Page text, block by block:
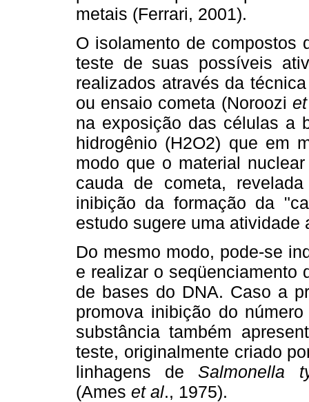
metais (Ferrari, 2001).
O isolamento de compostos
teste de suas possíveis
realizados através da
ou ensaio cometa (Noroozi
na exposição das células a
hidrogênio (H2O2) que em
modo que o material
cauda de cometa,
inibição da formação da
estudo sugere uma atividade
Do mesmo modo, pode-se
e realizar o seqüenciamento
de bases do DNA. Caso a
promova inibição do
substância também
teste, originalmente criado
linhagens deSalmonella
(Ames et al., 1975).